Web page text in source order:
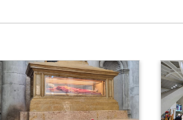
> Leggi altro